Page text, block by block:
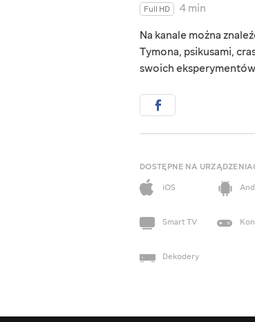
Full HD
4 min
Na kanale można
Tymona, psikusami,
swoich
DOSTĘPNE NA
iOS
Smart TV
Dekodery